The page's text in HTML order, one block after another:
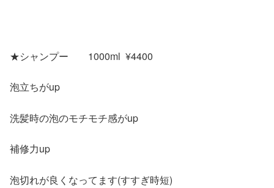
★シャンプー 1000ml ¥4400
泡立ちがup
洗髪時の泡のモチモチ感がup
補修力up
泡切れが良くなってます(すすぎ時短)